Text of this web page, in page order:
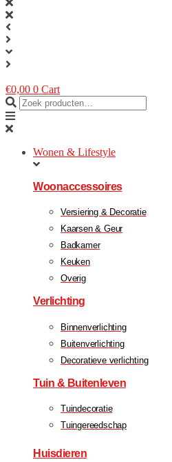
€0,00 0 Cart
Wonen & Lifestyle
Woonaccessoires
Versiering & Decoratie
Kaarsen & Geur
Badkamer
Keuken
Overig
Verlichting
Binnenverlichting
Buitenverlichting
Decoratieve verlichting
Tuin & Buitenleven
Tuindecoratie
Tuingereedschap
Huisdieren